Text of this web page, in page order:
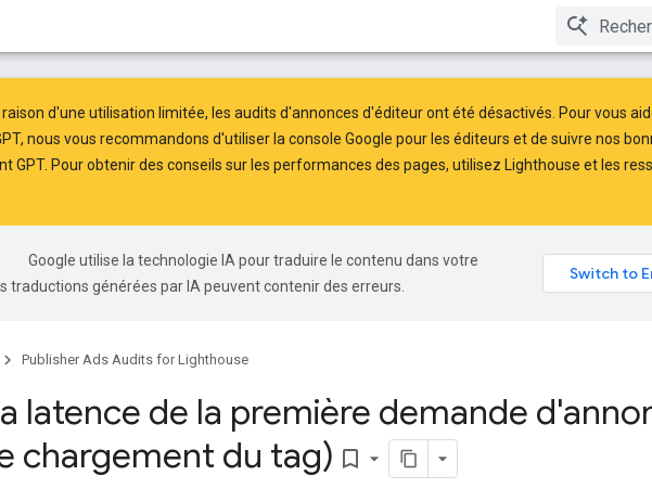
raison d'une utilisation limitée, les audits d'annonces d'éditeur ont été désactivés. Pour vous
nous vous recommandons d'utiliser la console Google pour les éditeurs et de suivre nos
GPT. Pour obtenir des conseils sur les performances des pages, utilisez Lighthouse et les
Google utilise la technologie IA pour traduire le contenu dans votre
traductions générées par IA peuvent contenir des erreurs.
Publisher Ads Audits for Lighthouse
latence de la première demande
chargement du tag) bookmark_border